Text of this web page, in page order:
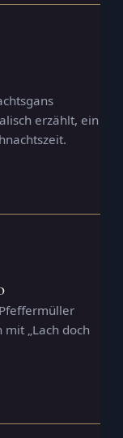
erzählt, ein
„Lach doch